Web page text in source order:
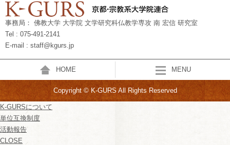
事務局： 佛教大学 大学院 文学研究科仏教学専攻 南 宏信 研究室
Tel : 075-491-2141
E-mail : staff@kgurs.jp
HOME MENU
Copyright © K-GURS All Rights Reserved
K-GURSについて
単位互換制度
活動報告
CLOSE